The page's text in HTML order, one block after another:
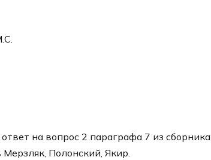
на вопрос 2 параграфа 7 из сборника
Полонский, Якир.